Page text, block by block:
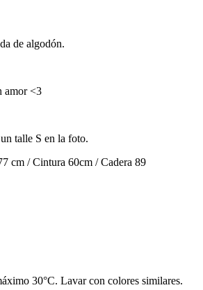
de algodón.
amor <3
talle S en la foto.
cm / Cintura 60cm / Cadera 89
30°C. Lavar con colores similares.